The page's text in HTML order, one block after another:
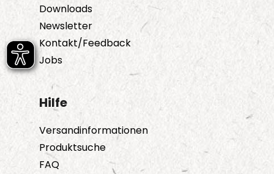
Downloads
Newsletter
Kontakt/Feedback
Jobs
Hilfe
Versandinformationen
Produktsuche
FAQ